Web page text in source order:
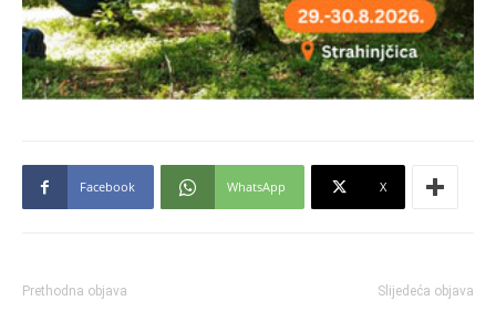
Facebook WhatsApp X
Prethodna objava Slijedeća objava